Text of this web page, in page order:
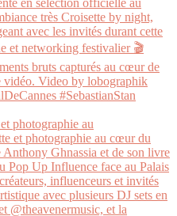
photographie au